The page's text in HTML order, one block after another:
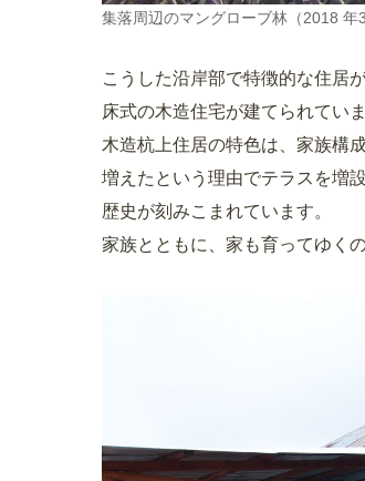
集落周辺のマングローブ林（2018 年
こうした沿岸部で特徴的な住居
床式の木造住宅が建てられていま
木造杭上住居の特色は、家族構
増えたという理由でテラスを増
歴史が刻みこまれています。
家族とともに、家も育ってゆくの